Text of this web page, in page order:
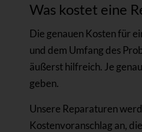
Was kostet eine
Die genauen Kosten für
und dem Umfang des
äußerst hilfreich. Je
geben.
Unsere Reparaturen
Kostenvoranschlag an,